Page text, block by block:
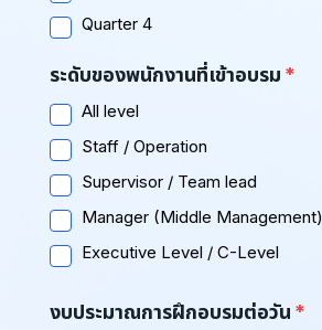
Quarter 4
ระดับของพนักงานที่เข้าอบรม
All level
Staff / Operation
Supervisor / Team lead
Manager (Middle Management)
Executive Level / C-Level
งบประมาณการฝึกอบรมต่อวัน